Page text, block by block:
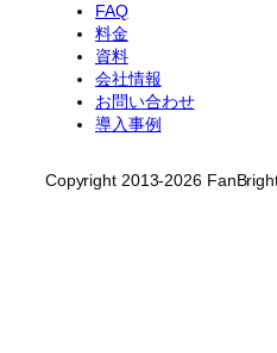
FAQ
料金
資料
会社情報
お問い合わせ
導入事例
Copyright 2013-2026